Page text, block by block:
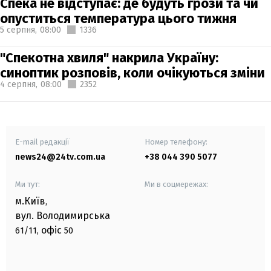
опуститься температура цього тижня
5 серпня, 08:00 1336
"Спекотна хвиля" накрила Україну:
синоптик розповів, коли очікуються зміни
4 серпня, 08:00 2352
E-mail редакції
news24@24tv.com.ua
Номер телефону:
+38 044 390 5077
Ми тут:
м.Київ,
вул. Володимирська
61/11, офіс 50
Ми в соцмережах: